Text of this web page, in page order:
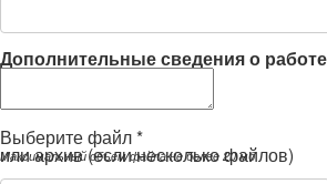
Дополнительные сведения о
Выберите файл *
или архив (если несколько файлов)
Максимальный объем файла не более 20 мб